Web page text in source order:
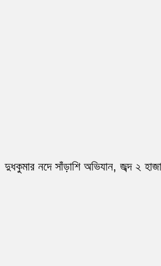
দুধকুমার নদে সাঁড়াশি অভিযান, জব্দ ২